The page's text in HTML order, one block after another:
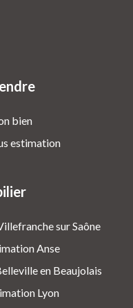
bien
estimation
sur Saône
Anse
en Beaujolais
Lyon